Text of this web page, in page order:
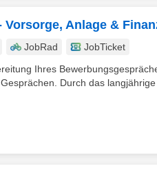
Anlage &
JobRad
JobTicket
Ihres
Durch das langjährige